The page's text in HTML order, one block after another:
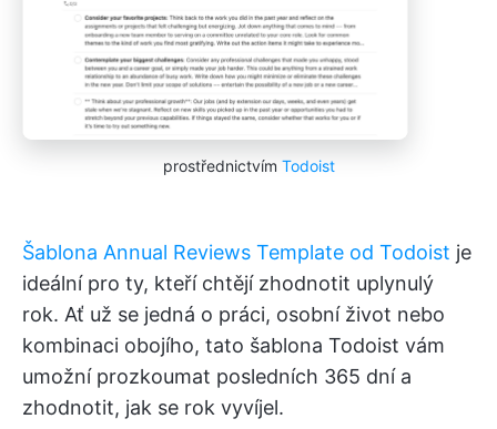
prostřednictvím Todoist
Šablona Annual Reviews Template od Todoist je
ideální pro ty, kteří chtějí zhodnotit uplynulý
rok. Ať už se jedná o práci, osobní život nebo
kombinaci obojího, tato šablona Todoist vám
umožní prozkoumat posledních 365 dní a
zhodnotit, jak se rok vyvíjel.